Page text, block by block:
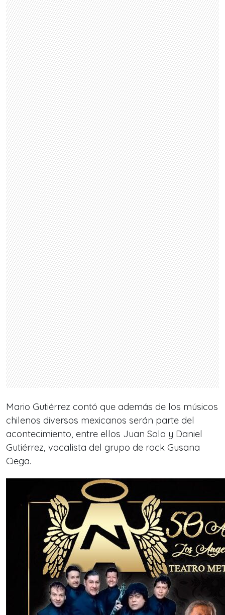
Mario Gutiérrez contó que además de los músicos
chilenos diversos mexicanos serán parte del
acontecimiento, entre ellos Juan Solo y Daniel
Gutiérrez, vocalista del grupo de rock Gusana
Ciega.